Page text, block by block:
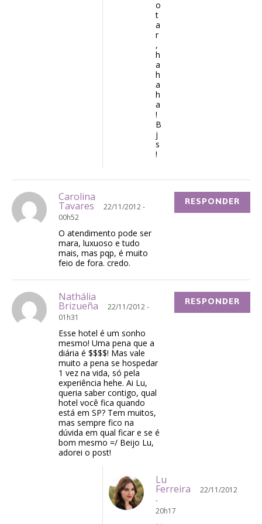
o
t
a
r
,
h
a
h
a
h
a
!
B
j
s
!
Carolina
Tavares
22/11/2012 -
00h52
O atendimento pode ser
mara, luxuoso e tudo
mais, mas pqp, é muito
feio de fora. credo.
RESPONDER
Nathália
Brizueña
22/11/2012 -
01h31
Esse hotel é um sonho
mesmo! Uma pena que a
diária é $$$$! Mas vale
muito a pena se hospedar
1 vez na vida, só pela
experiência hehe. Ai Lu,
queria saber contigo, qual
hotel você fica quando
está em SP? Tem muitos,
mas sempre fico na
dúvida em qual ficar e se é
bom mesmo =/ Beijo Lu,
adorei o post!
RESPONDER
Lu
Ferreira
22/11/2012
-
20h17